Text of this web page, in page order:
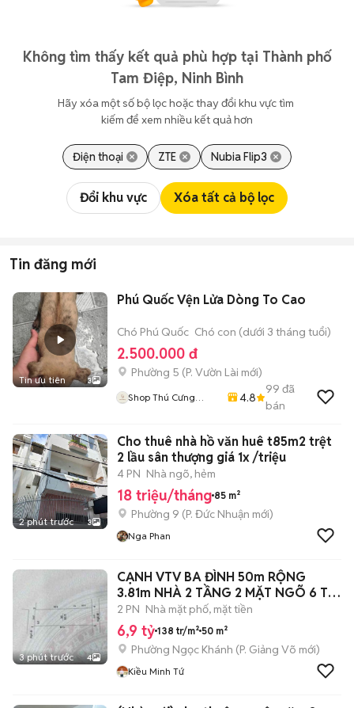
Không tìm thấy kết quả phù hợp tại Thành phố
Tam Điệp, Ninh Bình
Hãy xóa một số bộ lọc hoặc thay đổi khu vực tìm
kiếm để xem nhiều kết quả hơn
Điện thoại ZTE Nubia Flip3
Đổi khu vực Xóa tất cả bộ lọc
Tin đăng mới
Tin ưu tiên 3
Phú Quốc Vện Lửa Dòng To Cao
Chó Phú Quốc Chó con (dưới 3 tháng tuổi)
2.500.000 đ
Phường 5 (P. Vườn Lài mới)
Shop Thú Cưng
4.8
99 đã
bán
2 phút trước 3
Cho thuê nhà hồ văn huê t85m2 trệt
2 lầu sân thượng giá 1x /triệu
4 PN Nhà ngõ, hẻm
18 triệu/tháng 85 m²
Phường 9 (P. Đức Nhuận mới)
Nga Phan
3 phút trước 4
CẠNH VTV BA ĐÌNH 50m RỘNG
3.81m NHÀ 2 TẦNG 2 MẶT NGÕ 6 Ty
9
2 PN Nhà mặt phố, mặt tiền
6,9 tỷ 138 tr/m² 50 m²
Phường Ngọc Khánh (P. Giảng Võ mới)
Kiều Minh Tứ